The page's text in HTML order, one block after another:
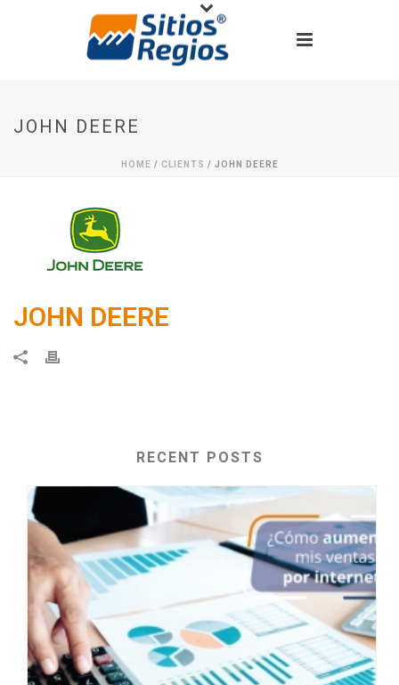
JOHN DEERE
HOME / CLIENTS / JOHN DEERE
JOHN DEERE
RECENT POSTS